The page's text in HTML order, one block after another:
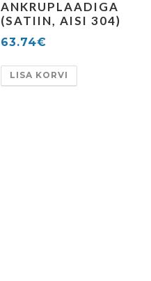
ANKRUPLAADIGA
(SATIIN, AISI 304)
63.74€
LISA KORVI